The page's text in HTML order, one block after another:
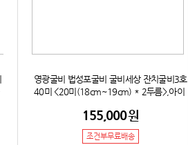
영광굴비 법성포굴비 굴비세상 잔치굴비3호
40미 <20미(18cm~19cm) * 2두름>,아이
155,000원
조건부무료배송